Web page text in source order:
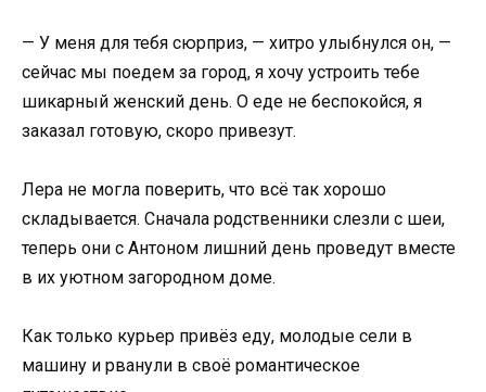
— У меня для тебя сюрприз, — хитро улыбнулся он, —
сейчас мы поедем за город, я хочу устроить тебе
шикарный женский день. О еде не беспокойся, я
заказал готовую, скоро привезут.
Лера не могла поверить, что всё так хорошо
складывается. Сначала родственники слезли с шеи,
теперь они с Антоном лишний день проведут вместе
в их уютном загородном доме.
Как только курьер привёз еду, молодые сели в
машину и рванули в своё романтическое